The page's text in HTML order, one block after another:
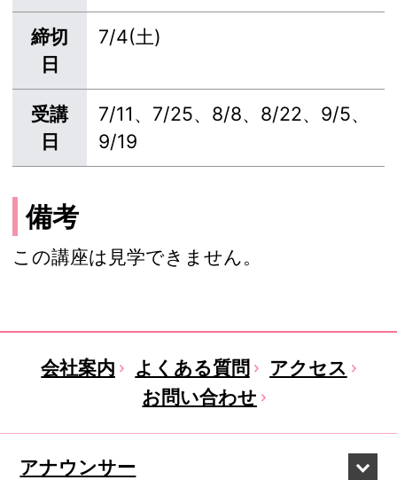
締切
日
7/4(土)
受講
日
7/11、7/25、8/8、8/22、9/5、
9/19
備考
この講座は見学できません。
会社案内 よくある質問
アクセス
お問い合わせ
アナウンサー